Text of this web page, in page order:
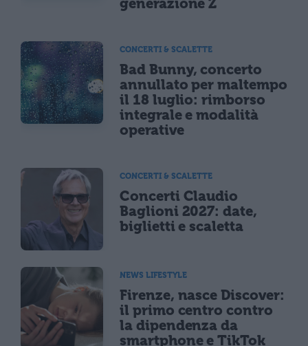
generazione Z
CONCERTI & SCALETTE
Bad Bunny, concerto
annullato per maltempo
il 18 luglio: rimborso
integrale e modalità
operative
CONCERTI & SCALETTE
Concerti Claudio
Baglioni 2027: date,
biglietti e scaletta
NEWS LIFESTYLE
Firenze, nasce Discover:
il primo centro contro
la dipendenza da
smartphone e TikTok